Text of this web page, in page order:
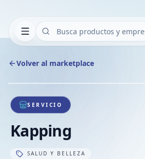
Volver al marketplace
1/1
SERVICIO
Kapping
SALUD Y BELLEZA